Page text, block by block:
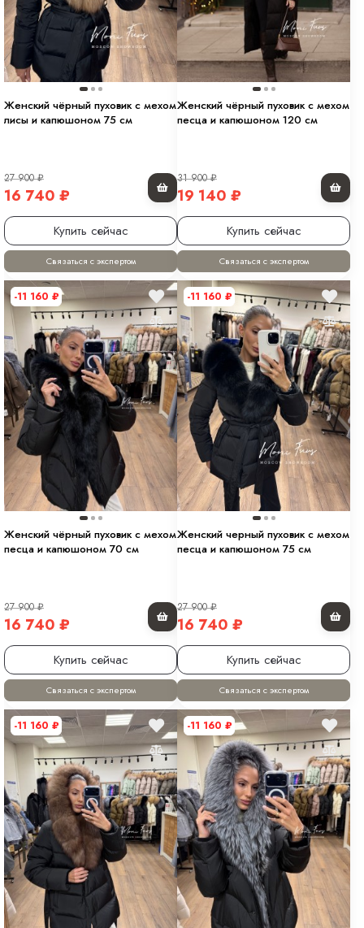
Женский чёрный пуховик с мехом
лисы и капюшоном 75 см
27 900₽
16 740 ₽
Купить сейчас
Связаться с экспертом
Женский чёрный пуховик с мехом
песца и капюшоном 120 см
31 900₽
19 140 ₽
Купить сейчас
Связаться с экспертом
-11 160 ₽
Женский чёрный пуховик с мехом
песца и капюшоном 70 см
27 900₽
16 740 ₽
Купить сейчас
Связаться с экспертом
-11 160 ₽
Женский черный пуховик с мехом
песца и капюшоном 75 см
27 900₽
16 740 ₽
Купить сейчас
Связаться с экспертом
-11 160 ₽ -11 160 ₽